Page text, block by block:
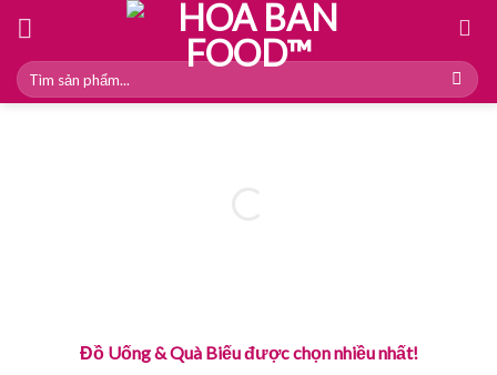
content
Tìm
kiếm:
Đồ Uống & Quà Biếu được chọn nhiều nhất!